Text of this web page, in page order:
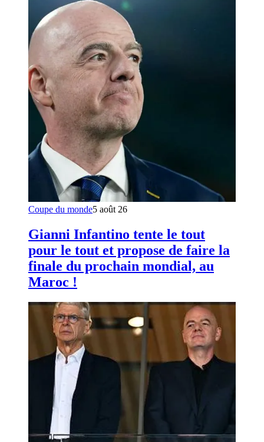
Coupe du monde5 août 26
Gianni Infantino tente le tout
pour le tout et propose de faire la
finale du prochain mondial, au
Maroc !